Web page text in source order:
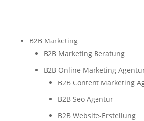
B2B Marketing
B2B Marketing Beratung
B2B Online Marketing
B2B Content Marketing
B2B Seo Agentur
B2B Website-Erstellung